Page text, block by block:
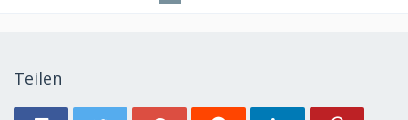
Teilen